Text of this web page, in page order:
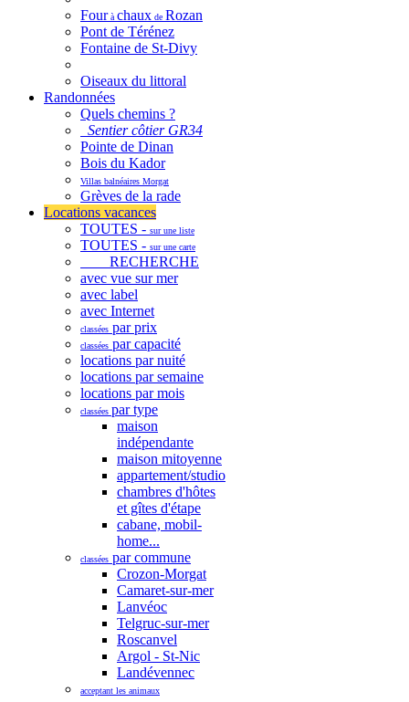
Fourà chaux de Rozan
Pont de Térénez
Fontaine de St-Divy
Oiseaux du littoral
Randonnées
Quels chemins ?
Sentier côtier GR34
Pointe de Dinan
Bois du Kador
Villas balnéaires Morgat
Grèves de la rade
Locations vacances
TOUTES - sur une liste
TOUTES - sur une carte
RECHERCHE
avec vue sur mer
avec label
avec Internet
classées par prix
classées par capacité
locations par nuité
locations par semaine
locations par mois
classées par type
maison
indépendante
maison mitoyenne
appartement/studio
chambres d'hôtes
et gîtes d'étape
cabane, mobil-
home...
classées par commune
Crozon-Morgat
Camaret-sur-mer
Lanvéoc
Telgruc-sur-mer
Roscanvel
Argol - St-Nic
Landévennec
acceptant les animaux